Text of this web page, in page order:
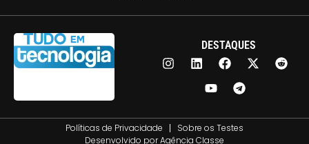
DESTAQUES
Políticas de Privacidade
Sobre os Testes
Desenvolvido porAgência Classe